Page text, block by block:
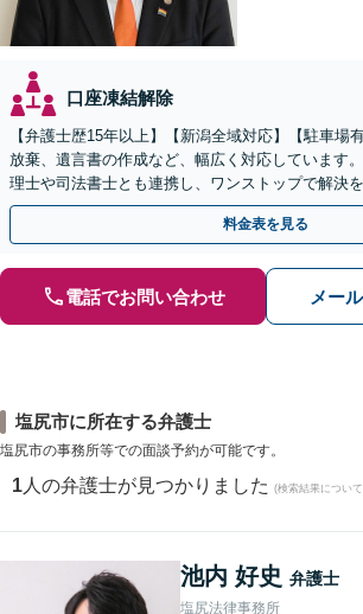
口座凍結解除
【弁護士歴15年以上】【新潟全域対応】【駐車場
放棄、遺言書の作成など、幅広く対応しています
理士や司法書士とも連携し、ワンストップで解決
を防ぐためにもぜひご相談ください。【分割払い
料金表を見る
電話でお問い合わせ メー
塩尻市に所在する弁護士
塩尻市の事務所等での面談予約が可能です。
1 人の弁護士が見つかりました (検索結果につい
池内 好史 弁護士
塩尻法律事務所